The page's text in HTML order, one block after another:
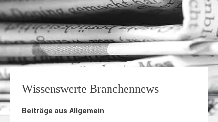
Wissenswerte Branchennews
Beiträge aus Allgemein